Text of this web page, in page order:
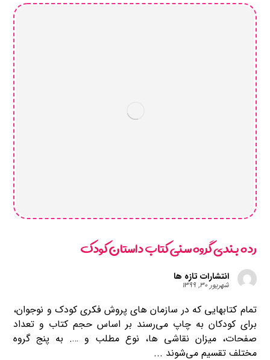
رده بندی گروه سنی کتاب داستان کودک
انتشارات تازه ها
شهریور ۳۰, ۱۳۹۹
تمام کتابهایی که در سازمان های پروش فکری کودک و نوجوان،
برای کودکان به چاپ می‌رسند بر اساس حجم کتاب و تعداد
صفحات، میزان نقاشی ها، نوع مطلب و …. به پنج گروه
مختلف تقسیم می‌شوند ...